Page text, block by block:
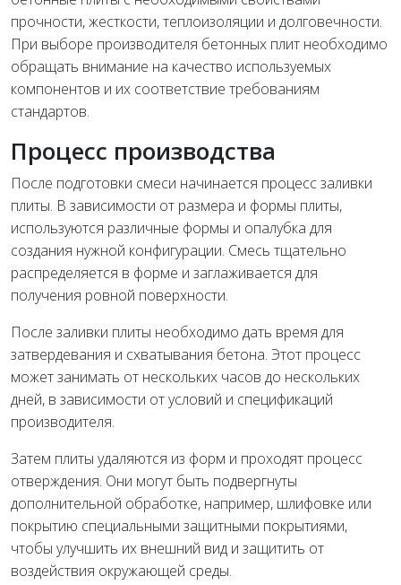
прочности, жесткости, теплоизоляции и долговечности.
При выборе производителя бетонных плит необходимо
обращать внимание на качество используемых
компонентов и их соответствие требованиям
стандартов.
Процесс производства
После подготовки смеси начинается процесс заливки
плиты. В зависимости от размера и формы плиты,
используются различные формы и опалубка для
создания нужной конфигурации. Смесь тщательно
распределяется в форме и заглаживается для
получения ровной поверхности.
После заливки плиты необходимо дать время для
затвердевания и схватывания бетона. Этот процесс
может занимать от нескольких часов до нескольких
дней, в зависимости от условий и спецификаций
производителя.
Затем плиты удаляются из форм и проходят процесс
отверждения. Они могут быть подвергнуты
дополнительной обработке, например, шлифовке или
покрытию специальными защитными покрытиями,
чтобы улучшить их внешний вид и защитить от
воздействия окружающей среды.